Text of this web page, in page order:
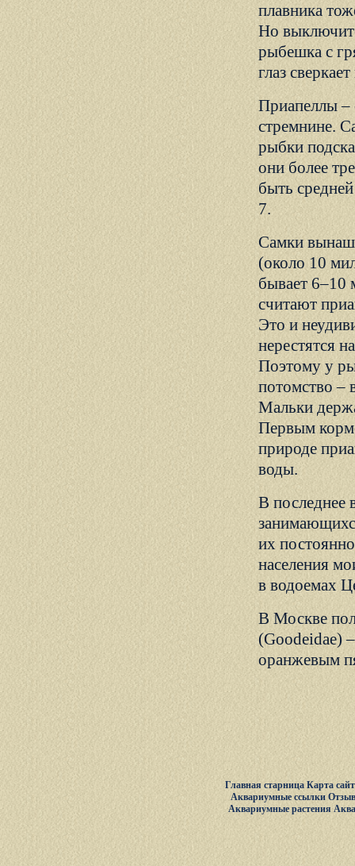
плавника
Но
рыбешка с
глаз
Приапеллы –
стремнине.
рыбки
они более
быть
7.
Самки
(около 10
бывает 6–10
считают
Это и
нерестятся
Поэтому у
потомство –
Мальки
Первым
природе
воды.
В последнее
их
населения
в водоемах
В Москве
(Goodeidae)
оранжевым
Главная старница Карта
Аквариумные ссылки
Аквариумные растения